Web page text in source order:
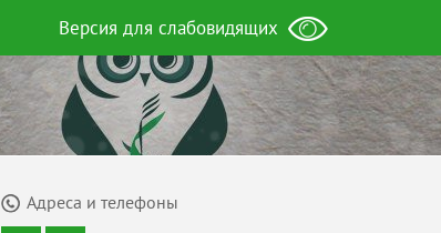
Версия для слабовидящих
Адреса и телефоны